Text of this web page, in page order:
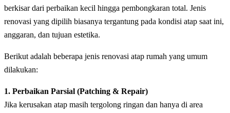
berkisar dari perbaikan kecil hingga pembongkaran total. Jenis
renovasi yang dipilih biasanya tergantung pada kondisi atap saat ini,
anggaran, dan tujuan estetika.
Berikut adalah beberapa jenis renovasi atap rumah yang umum
dilakukan:
1. Perbaikan Parsial (Patching & Repair)
Jika kerusakan atap masih tergolong ringan dan hanya di area